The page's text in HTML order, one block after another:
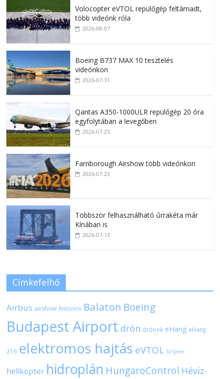
Volocopter eVTOL repülőgép feltámadt,
több videónk róla
2026-08-07
Boeing B737 MAX 10 tesztelés
videónkon
2026-07-31
Qantas A350-1000ULR repülőgép 20 óra
egyfolytában a levegőben
2026-07-25
Farnborough Airshow több videónkon
2026-07-23
Többször felhasználható űrrakéta már
Kínában is
2026-07-13
Címkefelhő
Airbus airshow Antonov Balaton Boeing
Budapest Airport drón drónok eHang eHang
216 elektromos hajtás eVTOL Gripen
helikopter hidroplán HungaroControl Hévíz-